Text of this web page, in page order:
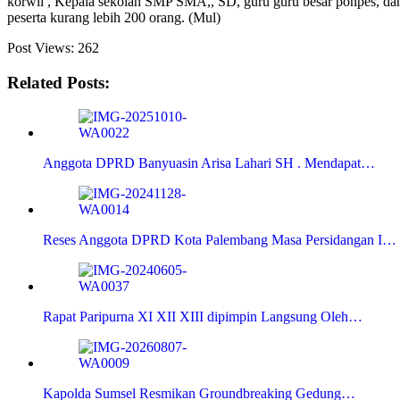
peserta kurang lebih 200 orang. (Mul)
Post Views: 262
Related Posts:
Anggota DPRD Banyuasin Arisa Lahari SH . Mendapat…
Reses Anggota DPRD Kota Palembang Masa Persidangan I…
Rapat Paripurna XI XII XIII dipimpin Langsung Oleh…
Kapolda Sumsel Resmikan Groundbreaking Gedung…